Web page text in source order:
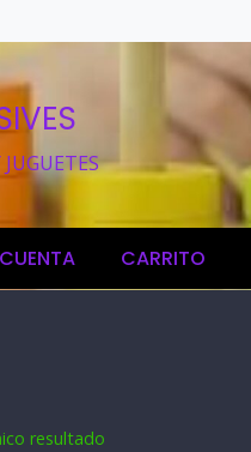
CARRITO
resultado